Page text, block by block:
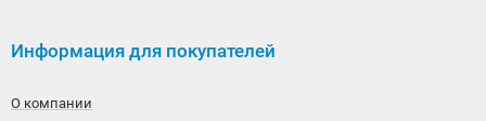
Информация для покупателей
О компании